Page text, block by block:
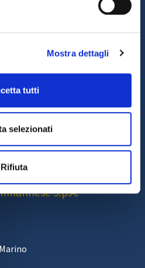
Mostra dettagli
tutti
selezionati
Rifiuta
S.p.A.